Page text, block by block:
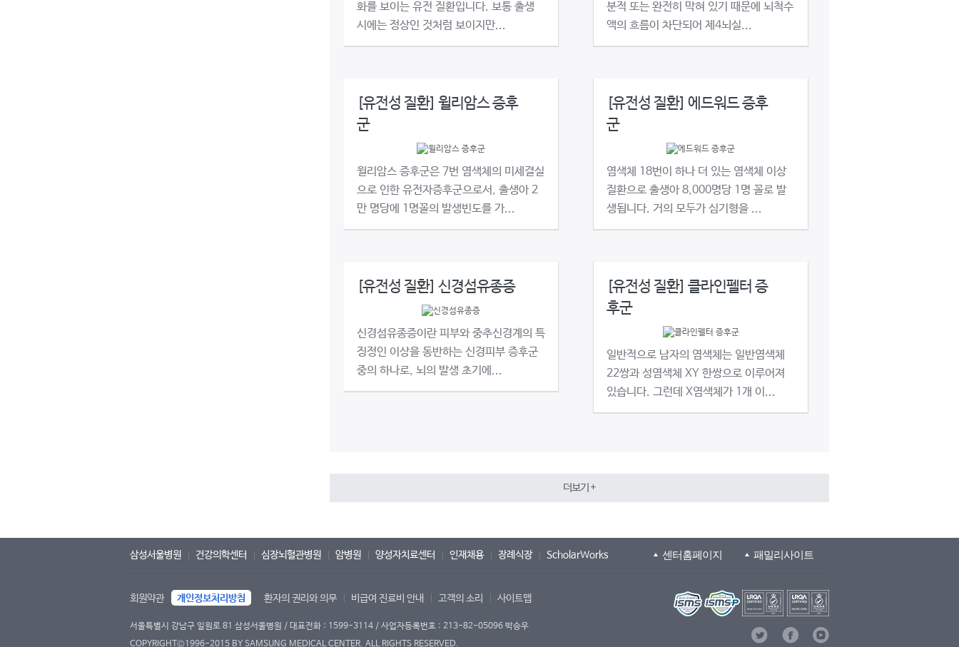
분적 또는 완전히 막혀 있기 때문에 뇌척수
액의 흐름이 차단되어 제4뇌실...
화를 보이는 유전 질환입니다. 보통 출생
시에는 정상인 것처럼 보이지만...
[유전성 질환] 윌리암스 증후
군
윌리암스 증후군은 7번 염색체의 미세결실
으로 인한 유전자증후군으로서, 출생아 2
만 명당에 1명꼴의 발생빈도를 가...
[유전성 질환] 에드워드 증후
군
염색체 18번이 하나 더 있는 염색체 이상
질환으로 출생아 8,000명당 1명 꼴로 발
생됩니다. 거의 모두가 심기형을 ...
[유전성 질환] 신경섬유종증
신경섬유종증이란 피부와 중추신경계의 특
징정인 이상을 동반하는 신경피부 증후군
중의 하나로, 뇌의 발생 초기에...
[유전성 질환] 클라인펠터 증
후군
일반적으로 남자의 염색체는 일반염색체
22쌍과 성염색체 XY 한쌍으로 이루어져
있습니다. 그런데 X염색체가 1개 이...
더보기 +
삼성서울병원 건강의학센터 심장뇌혈관병원 암병원 양성자치료센터 인재채용 장례식장 ScholarWorks 센터홈페이지 패밀리사이트
회원약관 개인정보처리방침 환자의 권리와 의무 비급여 진료비 안내 고객의 소리 사이트맵
서울특별시 강남구 일원로 81 삼성서울병원 / 대표전화 : 1599-3114 / 사업자등록번호 : 213-82-05096 박승우
COPYRIGHT©1996-2015 BY SAMSUNG MEDICAL CENTER. ALL RIGHTS RESERVED.